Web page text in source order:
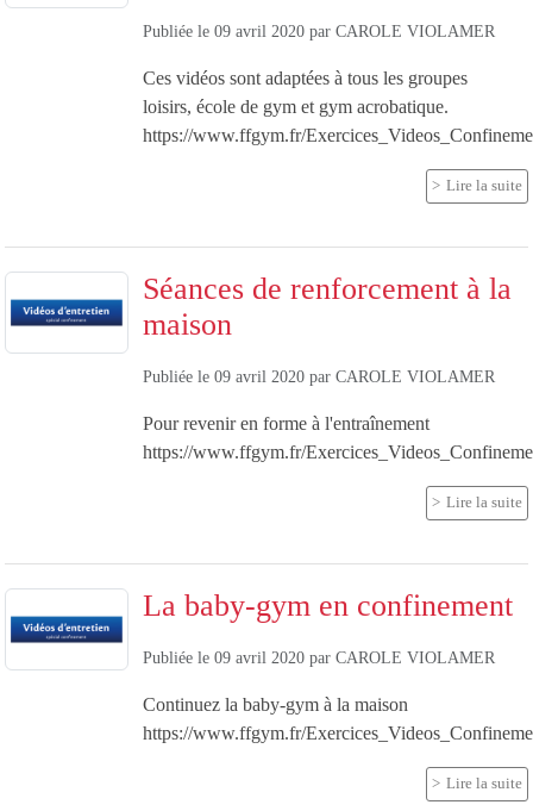
Publiée le 09 avril 2020 par CAROLE VIOLAMER
Ces vidéos sont adaptées à tous les groupes
loisirs, école de gym et gym acrobatique.
https://www.ffgym.fr/
Lire la suite
Séances de renforcement à la
maison
Publiée le 09 avril 2020 par CAROLE VIOLAMER
Pour revenir en forme à l'entraînement
https://www.ffgym.fr/
Lire la suite
La baby-gym en confinement
Publiée le 09 avril 2020 par CAROLE VIOLAMER
Continuez la baby-gym à la maison
https://www.ffgym.fr/
Lire la suite